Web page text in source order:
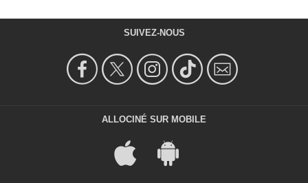
SUIVEZ-NOUS
ALLOCINÉ SUR MOBILE